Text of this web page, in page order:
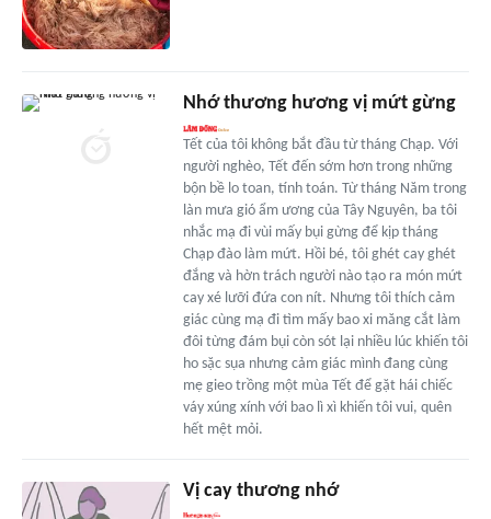
Nhớ thương hương vị mứt gừng
Tết của tôi không bắt đầu từ tháng Chạp. Với
người nghèo, Tết đến sớm hơn trong những
bộn bề lo toan, tính toán. Từ tháng Năm trong
làn mưa gió ẩm ương của Tây Nguyên, ba tôi
nhắc mạ đi vùi mấy bụi gừng để kịp tháng
Chạp đào làm mứt. Hồi bé, tôi ghét cay ghét
đắng và hờn trách người nào tạo ra món mứt
cay xé lưỡi đứa con nít. Nhưng tôi thích cảm
giác cùng mạ đi tìm mấy bao xi măng cắt làm
đôi từng đám bụi còn sót lại nhiều lúc khiến tôi
ho sặc sụa nhưng cảm giác mình đang cùng
mẹ gieo trồng một mùa Tết để gặt hái chiếc
váy xúng xính với bao lì xì khiến tôi vui, quên
hết mệt mỏi.
Vị cay thương nhớ